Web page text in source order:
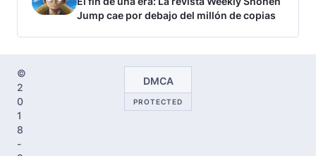
Jump cae por debajo del millón de copias
©
2
0
1
8
-
DMCA
PROTECTED